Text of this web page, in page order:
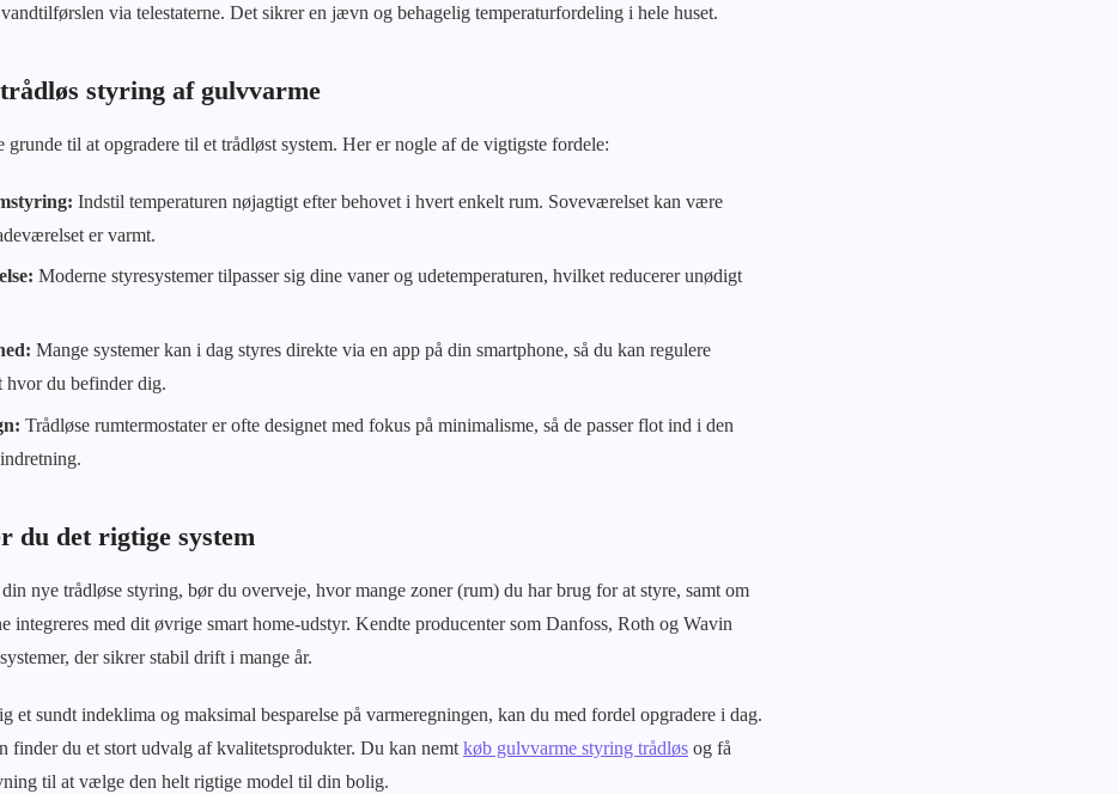
via telestaterne. Det sikrer en jævn og behagelig temperaturfordeling i hele huset.
styring af gulvvarme
grunde til at opgradere til et trådløst system. Her er nogle af de vigtigste fordele:
Indstil temperaturen nøjagtigt efter behovet i hvert enkelt rum. Soveværelset kan være
er varmt.
Moderne styresystemer tilpasser sig dine vaner og udetemperaturen, hvilket reducerer unødigt
Mange systemer kan i dag styres direkte via en app på din smartphone, så du kan regulere
hvor du befinder dig.
Trådløse rumtermostater er ofte designet med fokus på minimalisme, så de passer flot ind i den
du det rigtige system
nye trådløse styring, bør du overveje, hvor mange zoner (rum) du har brug for at styre, samt om
integreres med dit øvrige smart home-udstyr. Kendte producenter som Danfoss, Roth og Wavin
der sikrer stabil drift i mange år.
et sundt indeklima og maksimal besparelse på varmeregningen, kan du med fordel opgradere i dag.
finder du et stort udvalg af kvalitetsprodukter. Du kan nemt køb gulvvarme styring trådløs og få
til at vælge den helt rigtige model til din bolig.